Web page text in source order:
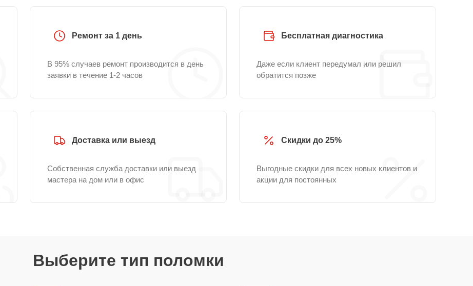
Ремонт за 1 день
В 95% случаев ремонт производится в день
заявки в течение 1-2 часов
Бесплатная диагностика
Даже если клиент передумал или решил
обратится позже
Доставка или выезд
Собственная служба доставки или выезд
мастера на дом или в офис
Скидки до 25%
Выгодные скидки для всех новых клиентов и
акции для постоянных
Выберите тип поломки